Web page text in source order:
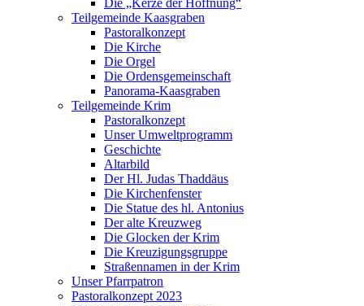
Die „Kerze der Hoffnung“
Teilgemeinde Kaasgraben
Pastoralkonzept
Die Kirche
Die Orgel
Die Ordensgemeinschaft
Panorama-Kaasgraben
Teilgemeinde Krim
Pastoralkonzept
Unser Umweltprogramm
Geschichte
Altarbild
Der Hl. Judas Thaddäus
Die Kirchenfenster
Die Statue des hl. Antonius
Der alte Kreuzweg
Die Glocken der Krim
Die Kreuzigungsgruppe
Straßennamen in der Krim
Unser Pfarrpatron
Pastoralkonzept 2023